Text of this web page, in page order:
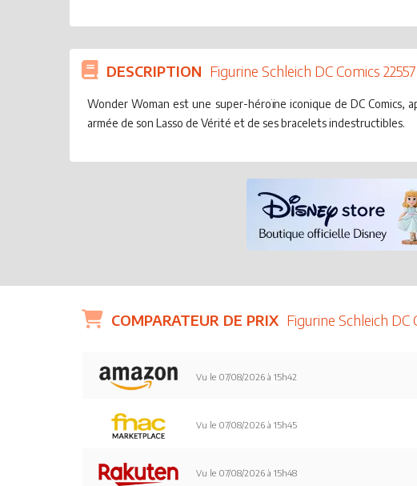
DESCRIPTION Figurine Schleich DC Comics 22557
Wonder Woman est une super-héroïne iconique de DC Comics,
armée de son Lasso de Vérité et de ses bracelets indestructibles.
COMPARATEUR DE PRIX Figurine Schleich DC
Vu le 07/08/2026 à 15h42
Vu le 07/08/2026 à 15h45
Vu le 07/08/2026 à 15h48